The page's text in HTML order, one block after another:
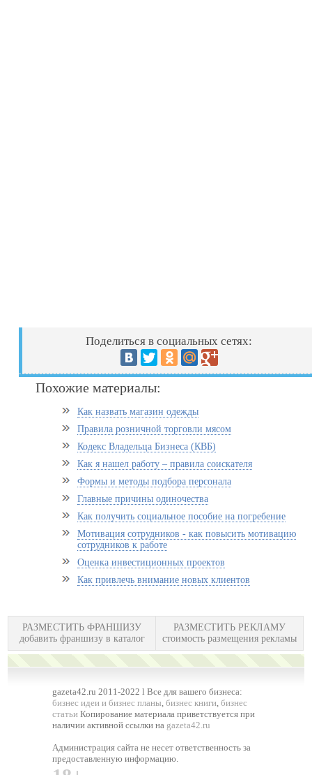
Поделиться в социальных сетях:
Похожие материалы:
Как назвать магазин одежды
Правила розничной торговли мясом
Кодекс Владельца Бизнеса (КВБ)
Как я нашел работу – правила соискателя
Формы и методы подбора персонала
Главные причины одиночества
Как получить социальное пособие на погребение
Мотивация сотрудников - как повысить мотивацию
сотрудников к работе
Оценка инвестиционных проектов
Как привлечь внимание новых клиентов
РАЗМЕСТИТЬ ФРАНШИЗУ
добавить франшизу в каталог
РАЗМЕСТИТЬ РЕКЛАМУ
стоимость размещения рекламы
gazeta42.ru 2011-2022 l Все для вашего бизнеса:
бизнес идеи и бизнес планы,бизнес книги,бизнес
статьи Копирование материала приветствуется при
наличии активной ссылки на gazeta42.ru
Администрация сайта не несет ответственность за
предоставленную информацию.